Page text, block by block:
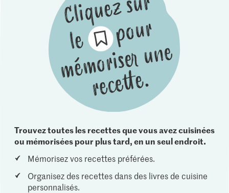
Trouvez toutes les recettes que vous avez cuisinées
ou mémorisées pour plus tard, en un seul endroit.
Mémorisez vos recettes préférées.
Organisez des recettes dans des livres de cuisine
personnalisés.